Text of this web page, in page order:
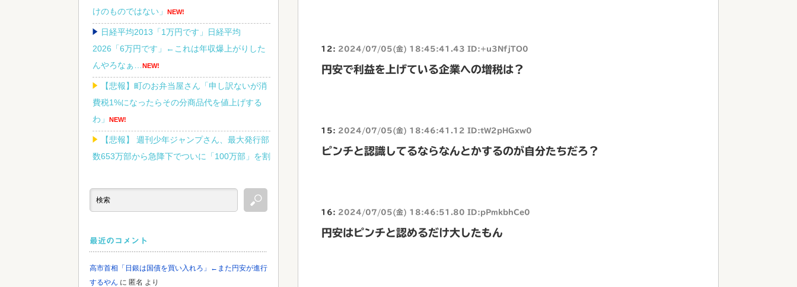
12: 2024/07/05(金) 18:45:41.43 ID:+u3NfjTO0
円安で利益を上げている企業への増税は？
15: 2024/07/05(金) 18:46:41.12 ID:tW2pHGxw0
ピンチと認識してるならなんとかするのが自分たちだろ？
16: 2024/07/05(金) 18:46:51.80 ID:pPmkbhCe0
円安はピンチと認めるだけ大したもん
けのものではない」
NEW!
日経平均2013「1万円です」日経平均
2026「6万円です」←これは年収爆上がりした
んやろなぁ…
NEW!
【悲報】町のお弁当屋さん「申し訳ないが消
費税1%になったらその分商品代を値上げする
わ」
NEW!
【悲報】 週刊少年ジャンプさん、最大発行部
数653万部から急降下でついに「100万部」を割
【悲報】ラッパーさん、札束披露するもネッ
ト民から「新社会人の初ボーナスくらいしかな
最近のコメント
高市首相「日銀は国債を買い入れろ」←また円安が進行
するやん に 匿名 より